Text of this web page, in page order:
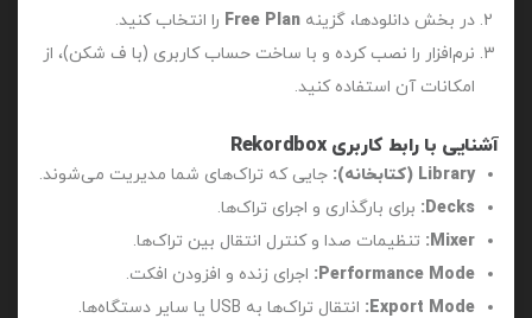
در بخش دانلودها، گزینه Free Plan را انتخاب کنید.
نرم‌افزار را نصب کرده و با ساخت حساب کاربری (با ف شکن)، از
امکانات آن استفاده کنید.
آشنایی با رابط کاربری Rekordbox
Library (کتابخانه):
جایی که تراک‌های شما مدیریت می‌شوند.
Decks: برای بارگذاری و اجرای تراک‌ها.
Mixer: تنظیمات صدا و کنترل انتقال بین تراک‌ها.
Performance Mode: اجرای زنده و افزودن افکت.
Export Mode: انتقال تراک‌ها به USB یا سایر دستگاه‌ها.